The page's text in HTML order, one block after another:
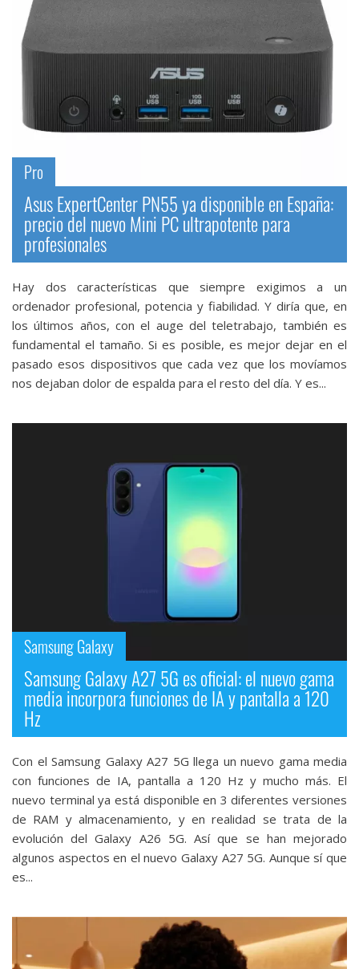
Pro
Asus ExpertCenter PN55 ya disponible en España:
precio del nuevo Mini PC ultrapotente para
profesionales
Hay dos características que siempre exigimos a un
ordenador profesional, potencia y fiabilidad. Y diría que, en
los últimos años, con el auge del teletrabajo, también es
fundamental el tamaño. Si es posible, es mejor dejar en el
pasado esos dispositivos que cada vez que los movíamos
nos dejaban dolor de espalda para el resto del día. Y es...
Samsung Galaxy
Samsung Galaxy A27 5G es oficial: el nuevo gama
media incorpora funciones de IA y pantalla a 120
Hz
Con el Samsung Galaxy A27 5G llega un nuevo gama media
con funciones de IA, pantalla a 120 Hz y mucho más. El
nuevo terminal ya está disponible en 3 diferentes versiones
de RAM y almacenamiento, y en realidad se trata de la
evolución del Galaxy A26 5G. Así que se han mejorado
algunos aspectos en el nuevo Galaxy A27 5G. Aunque sí que
es...